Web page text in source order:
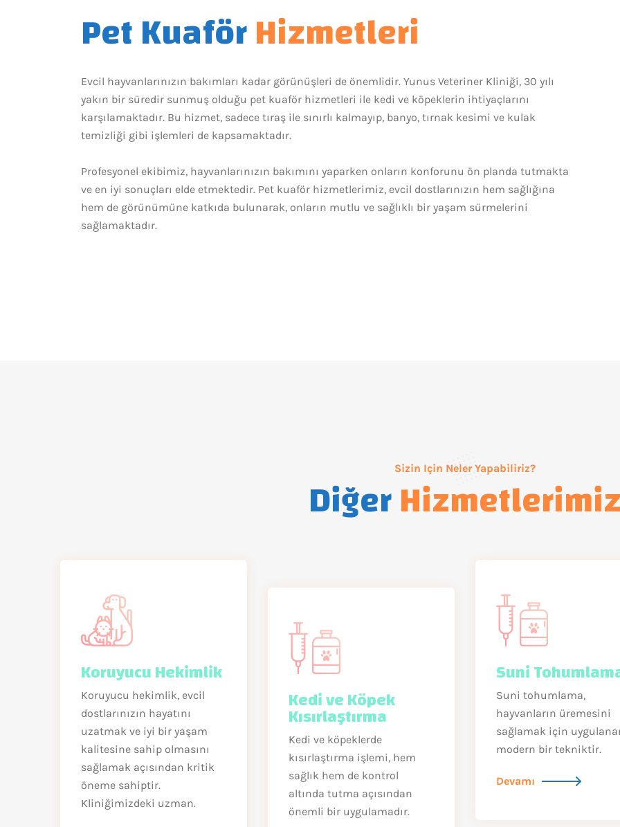
Pet KuaförHizmetleri
Evcil hayvanlarınızın bakımları kadar görünüşleri de önemlidir. Yunus Veteriner Kliniği, 30 yılı
yakın bir süredir sunmuş olduğu pet kuaför hizmetleri ile kedi ve köpeklerin ihtiyaçlarını
karşılamaktadır. Bu hizmet, sadece tıraş ile sınırlı kalmayıp, banyo, tırnak kesimi ve kulak
temizliği gibi işlemleri de kapsamaktadır.
Profesyonel ekibimiz, hayvanlarınızın bakımını yaparken onların konforunu ön planda tutmakta
ve en iyi sonuçları elde etmektedir. Pet kuaför hizmetlerimiz, evcil dostlarınızın hem sağlığına
hem de görünümüne katkıda bulunarak, onların mutlu ve sağlıklı bir yaşam sürmelerini
sağlamaktadır.
Sizin Için Neler Yapabiliriz?
Diğer
Koruyucu Hekimlik
Koruyucu hekimlik, evcil
dostlarınızın hayatını
uzatmak ve iyi bir yaşam
kalitesine sahip olmasını
sağlamak açısından kritik
öneme sahiptir.
Kliniğimizdeki uzman.
Kedi ve Köpek
Kısırlaştırma
Kedi ve köpeklerde
kısırlaştırma işlemi, hem
sağlık hem de kontrol
altında tutma açısından
önemli bir uygulamadır.
Suni
Suni tohumlama,
hayvanların üremesini
sağlamak için
modern bir tekniktir.
Devamı